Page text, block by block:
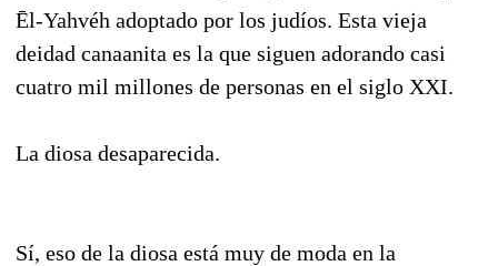
Ēl-Yahvéh adoptado por los judíos. Esta vieja
deidad canaanita es la que siguen adorando casi
cuatro mil millones de personas en el siglo XXI.
La diosa desaparecida.
Sí, eso de la diosa está muy de moda en la